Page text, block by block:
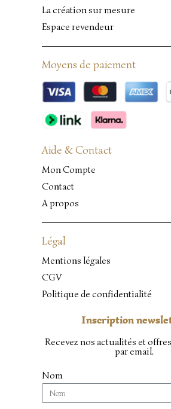
La création sur mesure
Espace revendeur
Moyens de paiement
Aide & Contact
Mon Compte
Contact
A propos
Légal
Mentions légales
CGV
Politique de confidentialité
Inscription
Recevez nos actualités et
par email.
Nom